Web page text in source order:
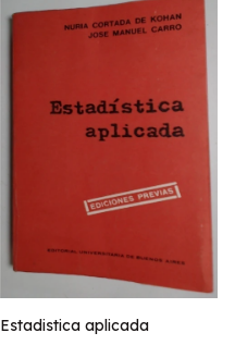
Estadistica aplicada